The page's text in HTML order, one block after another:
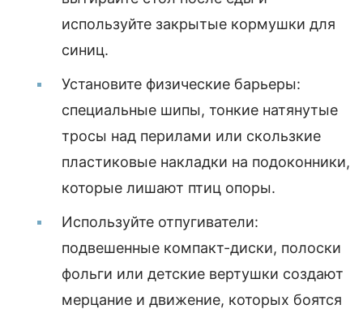
используйте закрытые кормушки для
синиц.
Установите физические барьеры:
специальные шипы, тонкие натянутые
тросы над перилами или скользкие
пластиковые накладки на подоконники,
которые лишают птиц опоры.
Используйте отпугиватели:
подвешенные компакт-диски, полоски
фольги или детские вертушки создают
мерцание и движение, которых боятся